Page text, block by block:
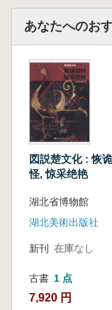
あなたへのお
図説楚文化 : 恢
怪, 惊采绝艳
湖北省博物館
湖北美術出版社
新刊 在庫なし
古書 1 点
7,920 円